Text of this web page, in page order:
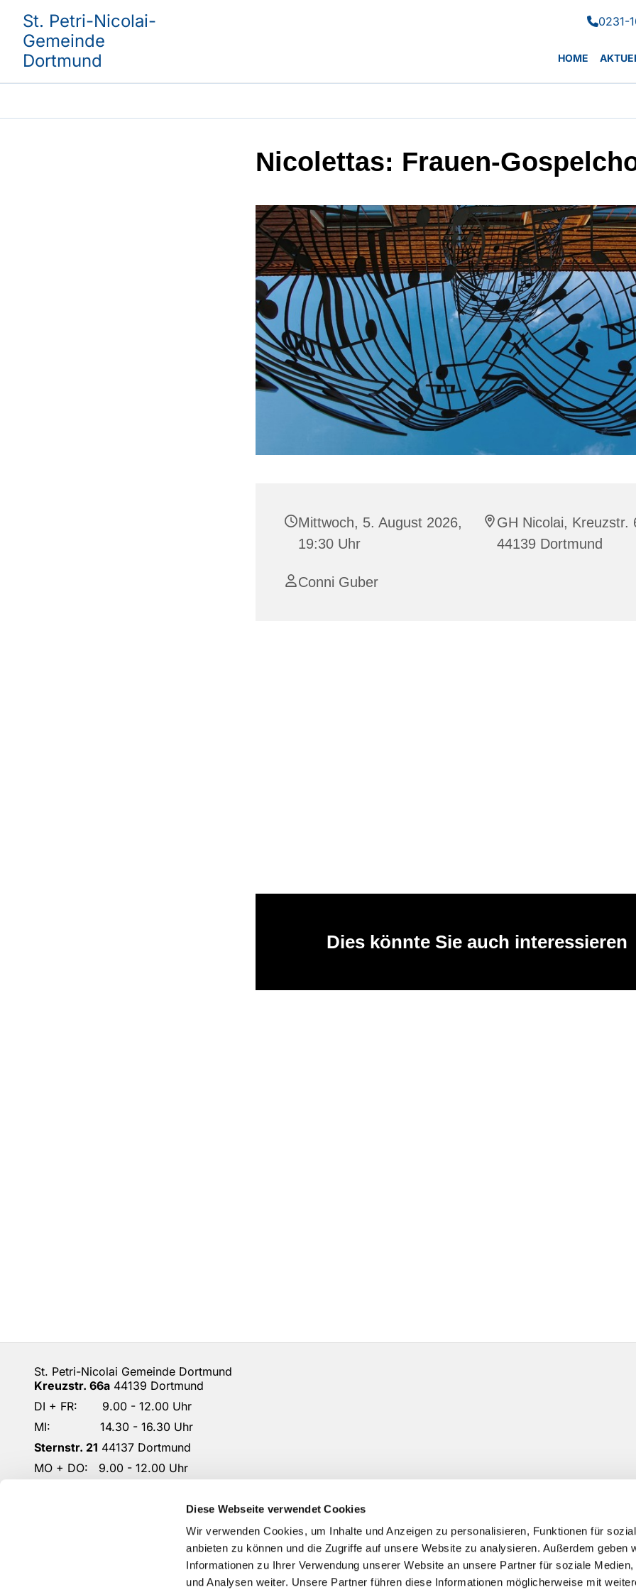
Diese Webseite verwendet Cookies
Wir verwenden Cookies, um Inhalte und Anzeigen zu personalisieren, Funktionen für
anbieten zu können und die Zugriffe auf unsere Website zu analysieren. Außerdem geben
Informationen zu Ihrer Verwendung unserer Website an unsere Partner für soziale Medien,
und Analysen weiter. Unsere Partner führen diese Informationen möglicherweise mit
St. Petri-Nicolai-
Gemeinde
Dortmund
0231-
HOME
Nicolettas: Frauen-
Mittwoch, 5. August 2026,
19:30 Uhr
GH Nicolai, Kreuzstr.
44139 Dortmund
Conni Guber
Dies könnte Sie auch interessieren
St. Petri-Nicolai Gemeinde Dortmund
Kreuzstr. 66a 44139 Dortmund
DI + FR: 9.00 - 12.00 Uhr
MI: 14.30 - 16.30 Uhr
Sternstr. 21 44137 Dortmund
MO + DO: 9.00 - 12.00 Uhr
DO-KG-Petri-Nicolai@ekkdo.de
Kontoverbindung: Dortmunder Volksbank
IBAN: DE87 4416 0014 2301 1167 02